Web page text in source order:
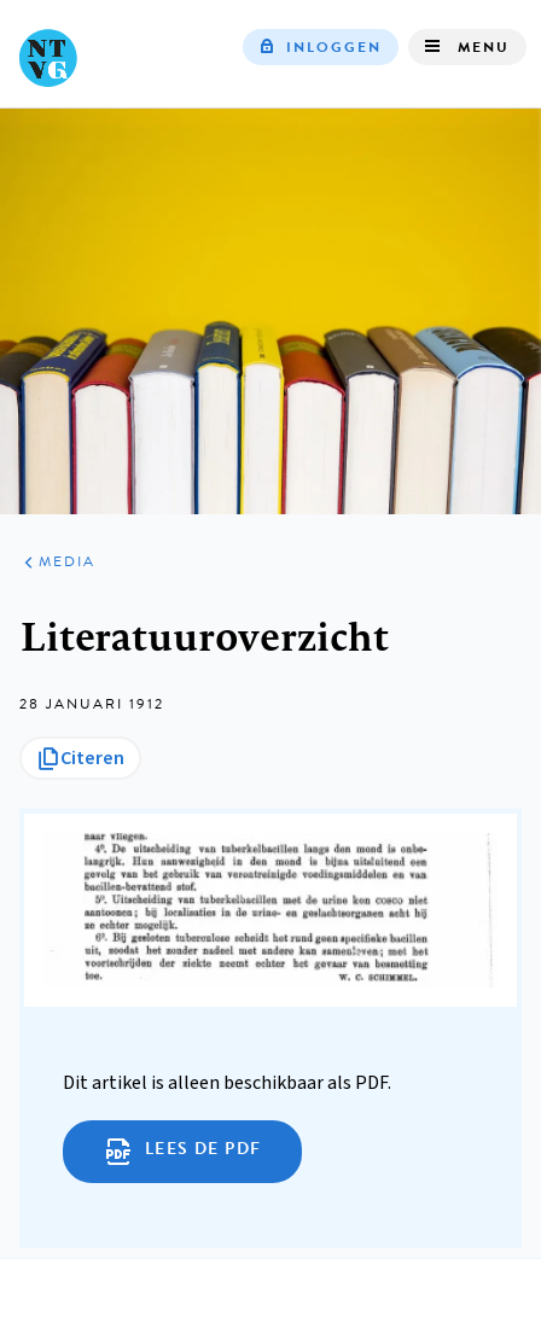
INLOGGEN MENU
ARTIKELEN
VARIA
MEDIA
Literatuuroverzicht
28 JANUARI 1912
Citeren
Dit artikel is alleen beschikbaar als PDF.
LEES DE PDF